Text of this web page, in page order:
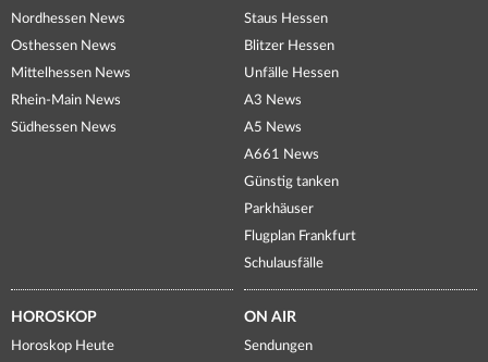
Nordhessen News
Osthessen News
Mittelhessen News
Rhein-Main News
Südhessen News
Staus Hessen
Blitzer Hessen
Unfälle Hessen
A3 News
A5 News
A661 News
Günstig tanken
Parkhäuser
Flugplan Frankfurt
Schulausfälle
HOROSKOP
Horoskop Heute
ON AIR
Sendungen